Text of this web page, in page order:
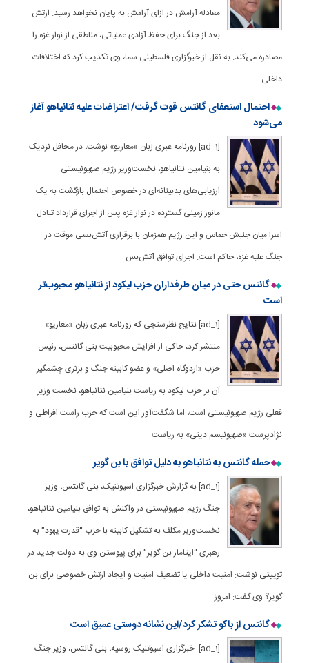
معادله آرامش در ازای آرامش به پایان نخواهد رسید. ارتش
بعد از جنگ برای حفظ آزادی عملیاتی، مناطقی از نوار غزه را
مصادره می‌کند. به نقل از خبرگزاری فلسطینی سما، وی تکذیب کرد که اختلافات
داخلی
احتمال استعفای گانتس قوت گرفت/ اعتراضات علیه نتانیاهو آغاز
می‌شود
[ad_1] روزنامه عبری زبان «معاریو» نوشت، در محافل نزدیک
به بنیامین نتانیاهو، نخست‌وزیر رژیم صهیونیستی
ارزیابی‌های بدبینانه‌ای در خصوص احتمال بازگشت به یک
مانور زمینی گسترده در نوار غزه پس از اجرای قرارداد تبادل
اسرا میان جنبش حماس و این رژیم همزمان با برقراری آتش‌بسی موقت در
جنگ علیه غزه، حاکم است. اجرای توافق آتش‌بس
گانتس حتی در میان طرفداران حزب لیکود از نتانیاهو محبوب‌تر
است
[ad_1] نتایج نظرسنجی که روزنامه عبری زبان «معاریو»
منتشر کرد، حاکی از افزایش محبوبیت بنی گانتس، رئیس
حزب «اردوگاه اصلی» و عضو کابینه جنگ و برتری چشمگیر
آن بر حزب لیکود به ریاست بنیامین نتانیاهو، نخست وزیر
فعلی رژیم صهیونیستی است، اما شگفت‌آور این است که حزب راست افراطی و
نژادپرست «صهیونیسم دینی» به ریاست
حمله گانتس به نتانیاهو به دلیل توافق با بن گویر
[ad_1] به گزارش خبرگزاری اسپوتنیک، بنی گانتس، وزیر
جنگ رژیم صهیونیستی در واکنش به توافق بنیامین نتانیاهو،
نخست‌وزیر مکلف به تشکیل کابینه با حزب “قدرت یهود” به
رهبری “ایتامار بن گویر” برای پیوستن وی به دولت جدید در
توییتی نوشت: امنیت داخلی یا تضعیف امنیت و ایجاد ارتش خصوصی برای بن
گویر؟ وی گفت: امروز
گانتس از باکو تشکر کرد/این نشانه دوستی عمیق است
[ad_1] خبرگزاری اسپوتنیک روسیه، بنی گانتس، وزیر جنگ